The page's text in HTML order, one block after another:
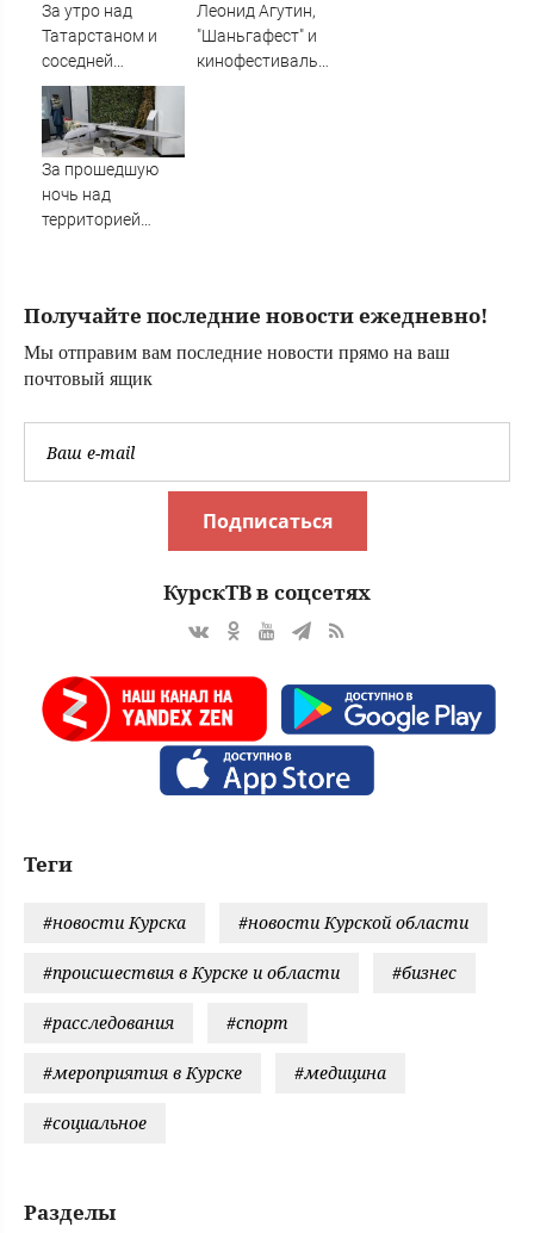
За утро над
Татарстаном и
соседней
республикой
сбиты 12
вражеских БПЛА -
Минобороны
Леонид Агутин,
"Шаньгафест" и
кинофестиваль
За прошедшую
ночь над
территорией
Получайте последние новости ежедневно!
Мы отправим вам последние новости прямо на ваш
почтовый ящик
Подписаться
КурскТВ в соцсетях
Теги
#новости Курска #новости Курской области
#происшествия в Курске и области #бизнес
#расследования #спорт
#мероприятия в Курске #медицина
#социальное
Разделы